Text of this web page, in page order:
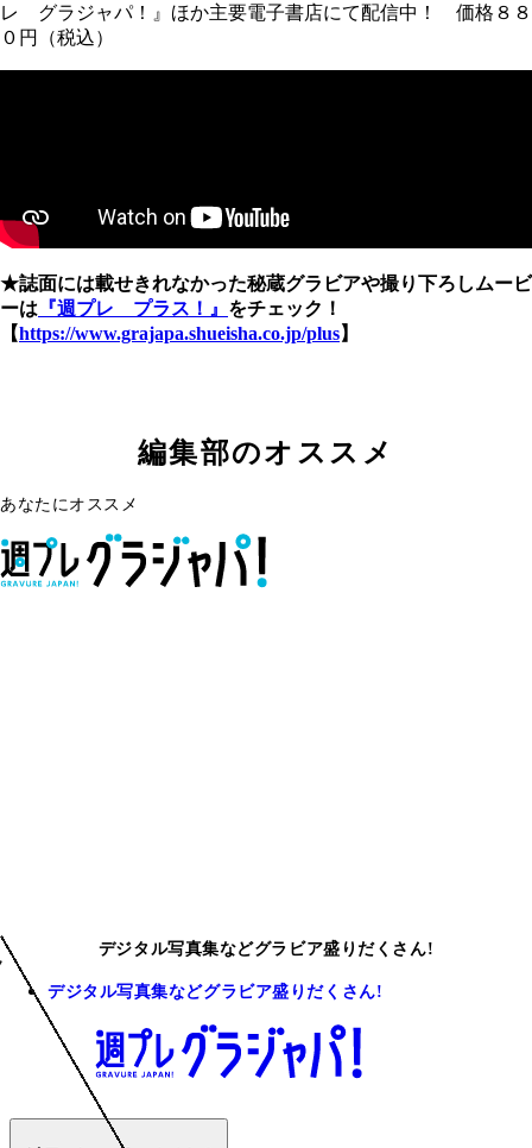
レ グラジャパ！』ほか主要電子書店にて配信中！ 価格８８
０円（税込）
★誌面には載せきれなかった秘蔵グラビアや撮り下ろしムービ
ーは 『週プレ プラス！』 をチェック！
【https://www.grajapa.shueisha.co.jp/plus】
編集部のオススメ
あなたにオススメ
デジタル写真集などグラビア盛りだくさん!
デジタル写真集などグラビア盛りだくさん!